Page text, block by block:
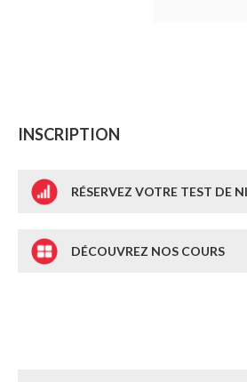
INSCRIPTION
RÉSERVEZ VOTRE TEST DE
DÉCOUVREZ NOS COURS